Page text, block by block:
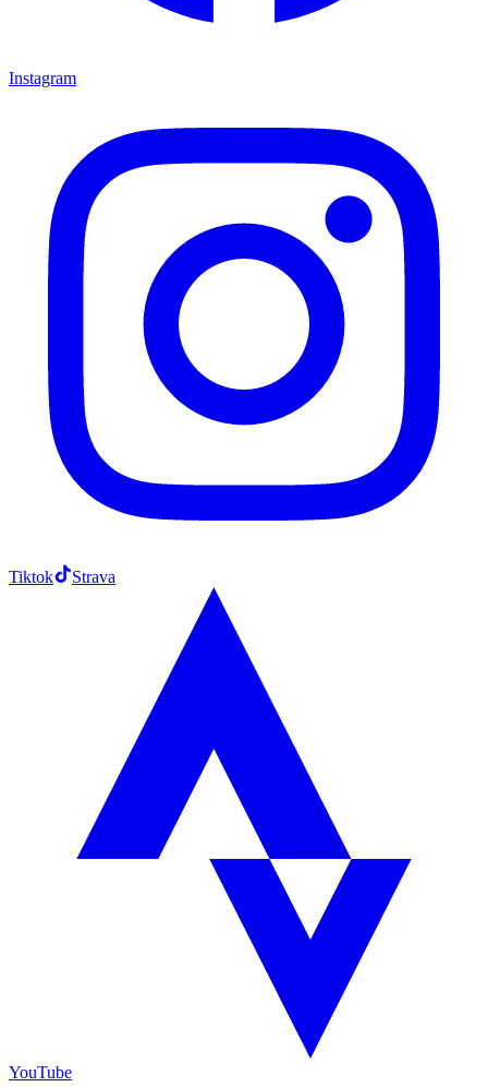
Instagram
Tiktok Strava
YouTube